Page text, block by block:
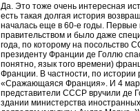
Да. Это тоже очень интересная
есть такая долгая история
началась еще в 60-е годы.
правительством и было даже
года, по которому на
президенту Франции де Голлю
понятно, язык того времени)
Франции. В частности, по истории
«Сражающаяся Франция». И 4
представители СССР вручили де
здании министерства